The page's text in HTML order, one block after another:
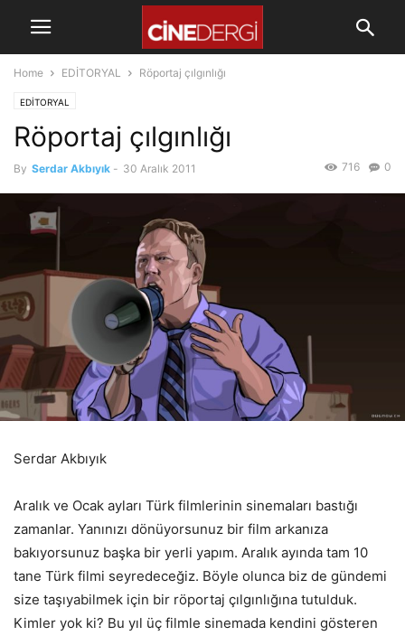
Home EDİTORYAL Röportaj çılgınlığı
EDİTORYAL
Röportaj çılgınlığı
By Serdar Akbıyık - 30 Aralık 2011 0
716
Serdar Akbıyık
Aralık ve Ocak ayları Türk filmlerinin sinemaları bastığı
zamanlar. Yanınızı dönüyorsunuz bir film arkanıza
bakıyorsunuz başka bir yerli yapım. Aralık ayında tam 10
tane Türk filmi seyredeceğiz. Böyle olunca biz de gündemi
size taşıyabilmek için bir röportaj çılgınlığına tutulduk.
Kimler yok ki? Bu yıl üç filmle sinemada kendini gösteren